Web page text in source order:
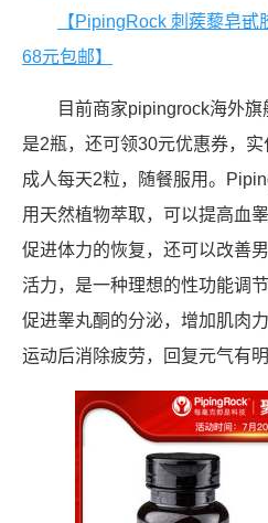
【PipingRock 刺蒺藜皂
68元包邮】
目前商家pipingrock海外
是2瓶，还可领30元优惠券，实
成人每天2粒，随餐服用。
用天然植物萃取，可以提高血
促进体力的恢复，还可以改善
活力，是一种理想的性功能调
促进睾丸酮的分泌，增加肌肉
运动后消除疲劳，回复元气有明